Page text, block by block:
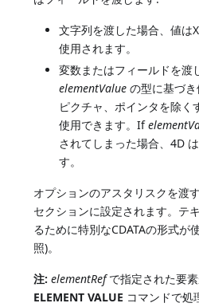
文字列を渡した場合、値は
使用されます。
変数またはフィールドを渡
elementValue の型に基づ
ピクチャ、ポインタを除く
使用できます。If
されてしまった場合、4D
す。
オプションのアスタリスクを渡
セクションに設定されます。テ
るために特別なCDATAの形式が
照)。
注: elementRefで指定された要
ELEMENT VALUE コマンドで処